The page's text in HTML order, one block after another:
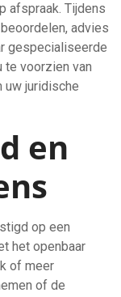
afspraak. Tijdens
advies
gespecialiseerde
te voorzien van
uw juridische
en
op een
het openbaar
of meer
of de